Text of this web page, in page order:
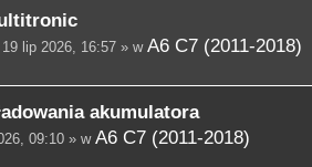
lip 2026, 16:57 » w A6 C7 (2011-2018)
akumulatora
09:10 » w A6 C7 (2011-2018)